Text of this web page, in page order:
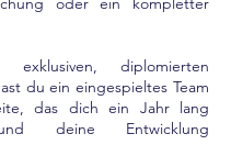
diplomierten
du ein eingespieltes Team
das dich ein Jahr lang
deine Entwicklung